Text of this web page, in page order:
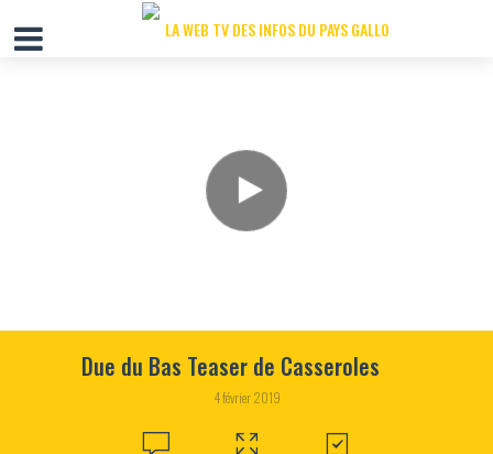
Due du Bas Teaser de Casseroles
4 février 2019